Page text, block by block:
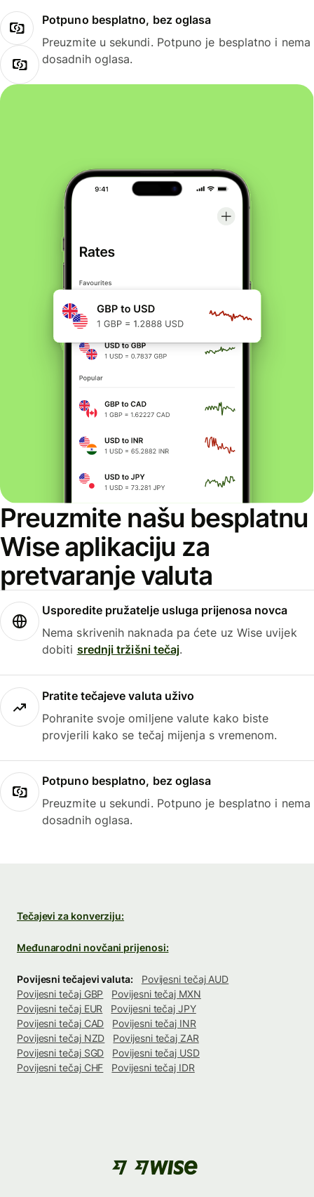
Potpuno besplatno, bez oglasa
Preuzmite u sekundi. Potpuno je besplatno i nema
dosadnih oglasa.
Preuzmite našu besplatnu
Wise aplikaciju za
pretvaranje valuta
Usporedite pružatelje usluga prijenosa novca
Nema skrivenih naknada pa ćete uz Wise uvijek
dobiti srednji tržišni tečaj.
Pratite tečajeve valuta uživo
Pohranite svoje omiljene valute kako biste
provjerili kako se tečaj mijenja s vremenom.
Potpuno besplatno, bez oglasa
Preuzmite u sekundi. Potpuno je besplatno i nema
dosadnih oglasa.
Tečajevi za konverziju:
Međunarodni novčani prijenosi:
Povijesni tečajevi valuta:
Povijesni tečaj AUD
Povijesni tečaj GBP
Povijesni tečaj MXN
Povijesni tečaj EUR
Povijesni tečaj JPY
Povijesni tečaj CAD
Povijesni tečaj INR
Povijesni tečaj NZD
Povijesni tečaj ZAR
Povijesni tečaj SGD
Povijesni tečaj USD
Povijesni tečaj CHF
Povijesni tečaj IDR